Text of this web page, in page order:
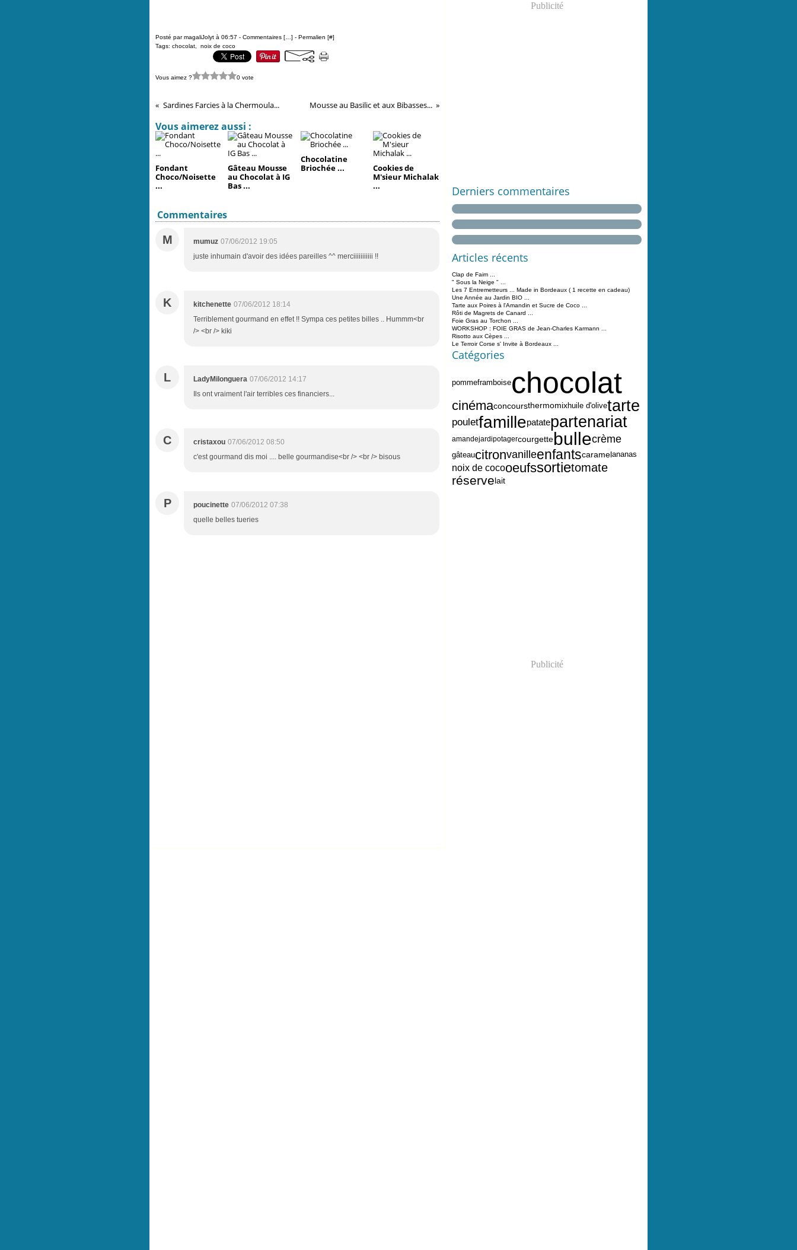
Posté par magaliJolyt à 06:57 - Commentaires [ ] - Permalien [#]
Tags: chocolat noix de coco
Vous aimez ? 0 vote
Sardines Farcies à la Chermoula... Mousse au Basilic et aux Bibasses...
Vous aimerez aussi :
Fondant
Choco/Noisette
...
Gâteau Mousse
au Chocolat à IG
Bas ...
Chocolatine
Briochée ...
Cookies de
M'sieur Michalak
...
Commentaires
M
mumuz 07/06/2012 19:05
juste inhumain d'avoir des idées pareilles ^^ merciiiiiiiiiii !!
K kitchenette 07/06/2012 18:14
Terriblement gourmand en effet !! Sympa ces petites billes .. Hummm<br
/> <br /> kiki
L LadyMilonguera 07/06/2012 14:17
Ils ont vraiment l'air terribles ces financiers...
C cristaxou 07/06/2012 08:50
c'est gourmand dis moi .... belle gourmandise<br /> <br /> bisous
P poucinette 07/06/2012 07:38
quelle belles tueries
Publicité
Derniers commentaires
Articles récents
Clap de Faim ...
" Sous la Neige " ...
Les 7 Entremetteurs ... Made in Bordeaux ( 1 recette en cadeau)
Une Année au Jardin BIO ...
Tarte aux Poires à l'Amandin et Sucre de Coco ...
Rôti de Magrets de Canard ...
Foie Gras au Torchon ...
WORKSHOP : FOIE GRAS de Jean-Charles Karmann ...
Risotto aux Cèpes ...
Le Terroir Corse s' Invite à Bordeaux ...
Catégories
pommeframboisechocolat
cinémaconcoursthermomixhuile d'olivetarte
pouletfamillepatatepartenariat
amandejardipotagercourgettebullecrème
gâteaucitronvanilleenfantscaramelananas
noix de cocooeufssortietomate
réservelait
Publicité